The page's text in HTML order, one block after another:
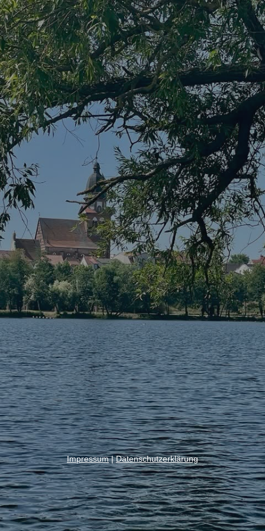
Impressum|Datenschutzerklärung